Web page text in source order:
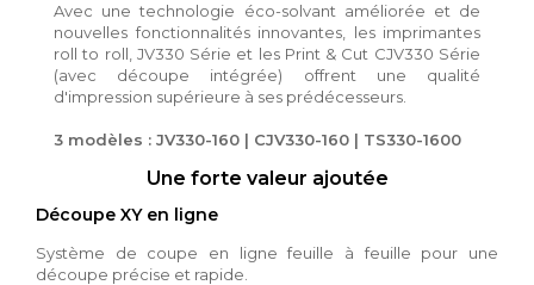
Avec une technologie éco-solvant améliorée et de
nouvelles fonctionnalités innovantes, les imprimantes
roll to roll, JV330 Série et les Print & Cut CJV330 Série
(avec découpe intégrée) offrent une qualité
d'impression supérieure à ses prédécesseurs.
3 modèles : JV330-160 | CJV330-160 | TS330-1600
Une forte valeur ajoutée
Découpe XY en ligne
Système de coupe en ligne feuille à feuille pour une
découpe précise et rapide.